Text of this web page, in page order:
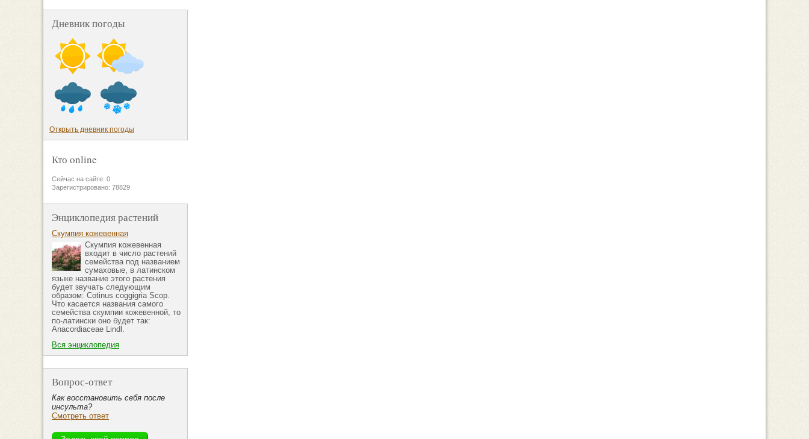
Дневник погоды
Открыть дневник погоды
Кто online
Сейчас на сайте: 0
Зарегистрировано: 78829
Энциклопедия растений
Скумпия кожевенная
Скумпия кожевенная
входит в число растений
семейства под названием
сумаховые, в латинском
языке название этого растения
будет звучать следующим
образом: Cotinus coggigria Scop.
Что касается названия самого
семейства скумпии кожевенной, то
по-латински оно будет так:
Anacordiaceae Lindl.
Вся энциклопедия
Вопрос-ответ
Как восстановить себя после
инсульта?
Смотреть ответ